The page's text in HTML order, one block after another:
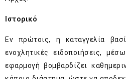
Ιστορικό
Εν πρώτοις, η καταγγελία
ενοχλητικές ειδοποιήσεις,
εφαρμογή βομβαρδίζει